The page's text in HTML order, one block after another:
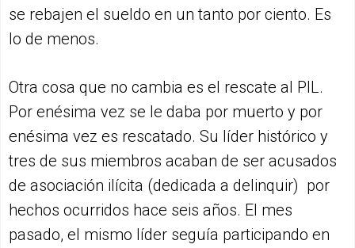
se rebajen el sueldo en un tanto por ciento. Es
lo de menos.
Otra cosa que no cambia es el rescate al PIL.
Por enésima vez se le daba por muerto y por
enésima vez es rescatado. Su líder histórico y
tres de sus miembros acaban de ser acusados
de asociación ilícita (dedicada a delinquir) por
hechos ocurridos hace seis años. El mes
pasado, el mismo líder seguía participando en